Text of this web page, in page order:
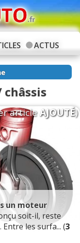
ACTUS
un moteur
soit-il, reste
les surfa... (3
articleAJOUTÉ)